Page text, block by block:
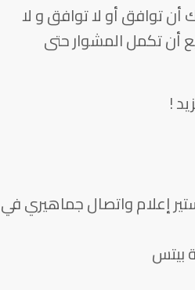
أن توافق أو لا توافق و لا
أن تكمل المشوار حتى
!
إعلام واتصال جماهيري في
بيتس